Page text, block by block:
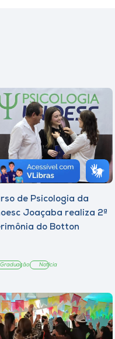
de Psicologia da
Joaçaba realiza 2ª
do Botton
Graduação Notícia